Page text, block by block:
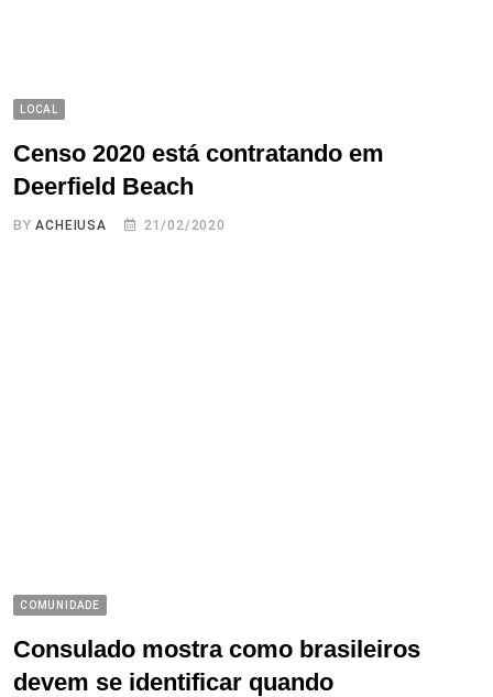
LOCAL
Censo 2020 está contratando em
Deerfield Beach
BYACHEIUSA 21/02/2020
COMUNIDADE
Consulado mostra como brasileiros
devem se identificar quando